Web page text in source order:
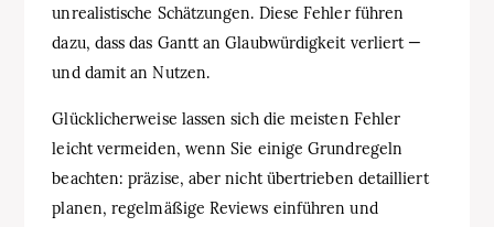
unrealistische Schätzungen. Diese Fehler führen
dazu, dass das Gantt an Glaubwürdigkeit verliert —
und damit an Nutzen.
Glücklicherweise lassen sich die meisten Fehler
leicht vermeiden, wenn Sie einige Grundregeln
beachten: präzise, aber nicht übertrieben detailliert
planen, regelmäßige Reviews einführen und